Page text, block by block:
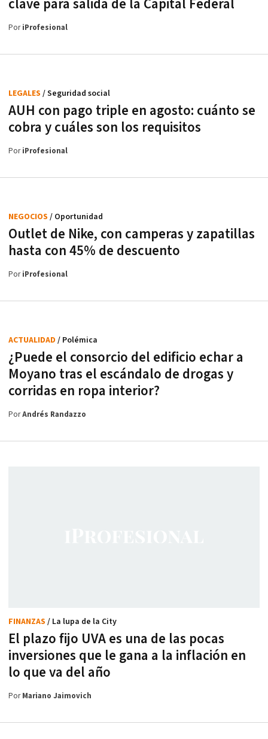
clave para salida de la Capital Federal
PoriProfesional
AUH con pago triple en agosto: cuánto se
cobra y cuáles son los requisitos
LEGALES / Seguridad social
PoriProfesional
Outlet de Nike, con camperas y zapatillas
hasta con 45% de descuento
NEGOCIOS / Oportunidad
PoriProfesional
¿Puede el consorcio del edificio echar a
Moyano tras el escándalo de drogas y
corridas en ropa interior?
ACTUALIDAD / Polémica
PorAndrés Randazzo
El plazo fijo UVA es una de las pocas
inversiones que le gana a la inflación en
lo que va del año
FINANZAS / La lupa de la City
PorMariano Jaimovich